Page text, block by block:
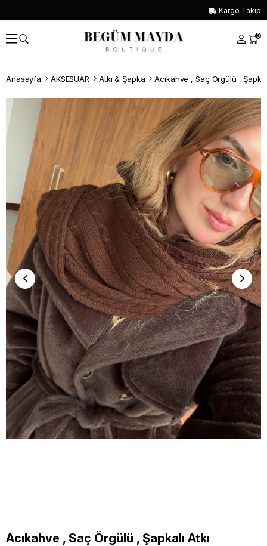
Kargo Takip
0
Anasayfa AKSESUAR Atkı & Şapka Acıkahve , Saç Örgülü ,
Whatsapp İle Sipariş ver
Acıkahve , Saç Örgülü , Şapkalı Atkı